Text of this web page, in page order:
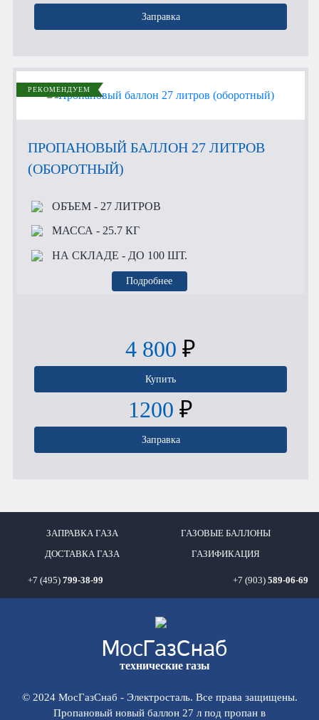
Заправка
РЕКОМЕНДУЕМ
ПРОПАНОВЫЙ БАЛЛОН 27 ЛИТРОВ
(ОБОРОТНЫЙ)
ОБЪЕМ- 27 ЛИТРОВ
МАССА- 25.7 КГ
НА СКЛАДЕ - ДО 100 ШТ.
Подробнее
4 800 ₽
Купить
1200 ₽
Заправка
ЗАПРАВКА ГАЗА ГАЗОВЫЕ БАЛЛОНЫ
ДОСТАВКА ГАЗА ГАЗИФИКАЦИЯ
+7 (495) 799-38-99 +7 (903) 589-06-69
Мос ГазСнаб
технические газы
© 2024 МосГазСнаб - Электросталь. Все права защищены.
Пропановый новый баллон 27 л под пропан в